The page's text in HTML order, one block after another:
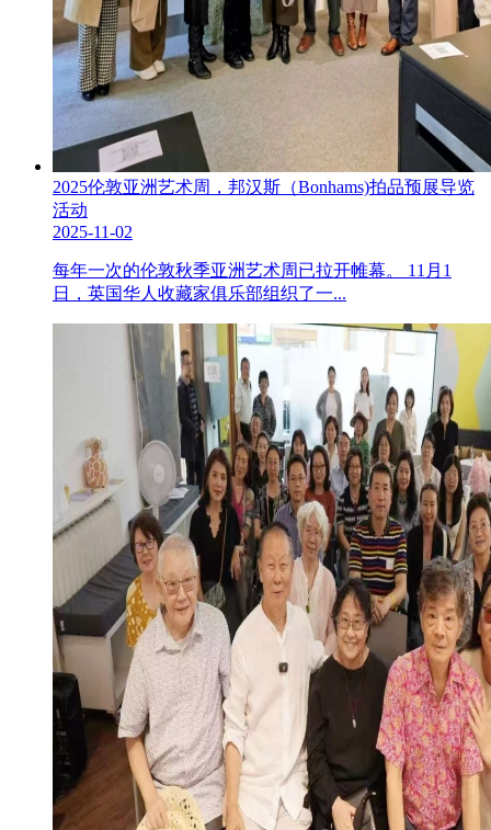
2025伦敦亚洲艺术周，邦汉斯（Bonhams)拍品预展导览
活动
2025-11-02
每年一次的伦敦秋季亚洲艺术周已拉开帷幕。 11月1
日，英国华人收藏家俱乐部组织了一...